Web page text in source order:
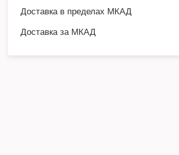
Доставка в пределах МКАД
Доставка за МКАД